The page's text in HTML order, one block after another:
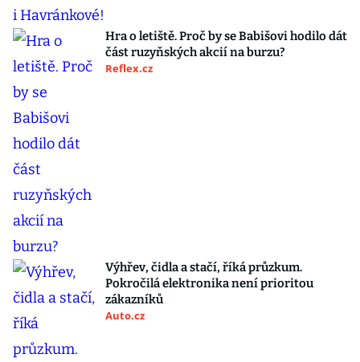
Hra o letiště. Proč by se Babišovi hodilo dát
část ruzyňských akcií na burzu?
Reflex.cz
Výhřev, čidla a stačí, říká průzkum.
Pokročilá elektronika není prioritou
zákazníků
Auto.cz